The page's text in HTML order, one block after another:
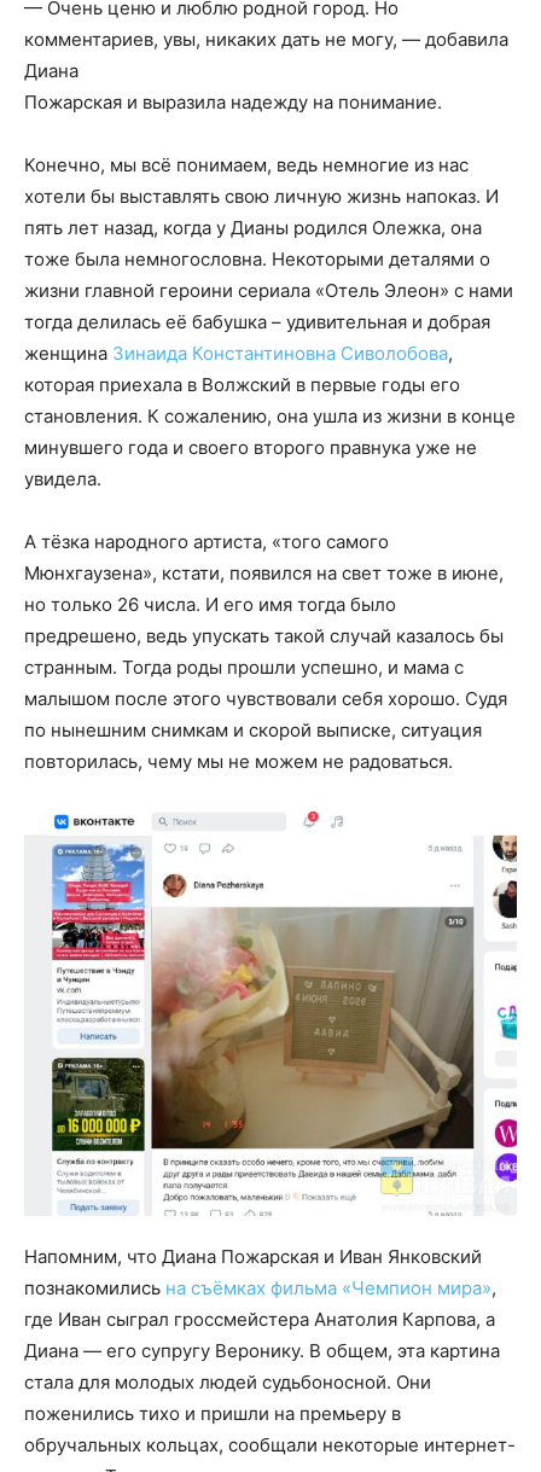
— Очень ценю и люблю родной город. Но
комментариев, увы, никаких дать не могу, — добавила
Диана
Пожарская и выразила надежду на понимание.
Конечно, мы всё понимаем, ведь немногие из нас
хотели бы выставлять свою личную жизнь напоказ. И
пять лет назад, когда у Дианы родился Олежка, она
тоже была немногословна. Некоторыми деталями о
жизни главной героини сериала «Отель Элеон» с нами
тогда делилась её бабушка – удивительная и добрая
женщина Зинаида Константиновна Сиволобова,
которая приехала в Волжский в первые годы его
становления. К сожалению, она ушла из жизни в конце
минувшего года и своего второго правнука уже не
увидела.
А тёзка народного артиста, «того самого
Мюнхгаузена», кстати, появился на свет тоже в июне,
но только 26 числа. И его имя тогда было
предрешено, ведь упускать такой случай казалось бы
странным. Тогда роды прошли успешно, и мама с
малышом после этого чувствовали себя хорошо. Судя
по нынешним снимкам и скорой выписке, ситуация
повторилась, чему мы не можем не радоваться.
Напомним, что Диана Пожарская и Иван Янковский
познакомились на съёмках фильма «Чемпион мира»,
где Иван сыграл гроссмейстера Анатолия Карпова, а
Диана — его супругу Веронику. В общем, эта картина
стала для молодых людей судьбоносной. Они
поженились тихо и пришли на премьеру в
обручальных кольцах, сообщали некоторые интернет-